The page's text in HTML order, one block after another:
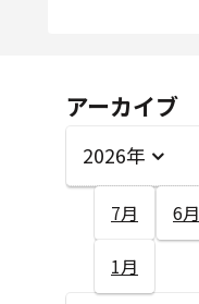
アーカイブ
2026年
7月 6月
1月